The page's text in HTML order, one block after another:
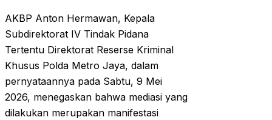
AKBP Anton Hermawan, Kepala
Subdirektorat IV Tindak Pidana
Tertentu Direktorat Reserse Kriminal
Khusus Polda Metro Jaya, dalam
pernyataannya pada Sabtu, 9 Mei
2026, menegaskan bahwa mediasi yang
dilakukan merupakan manifestasi